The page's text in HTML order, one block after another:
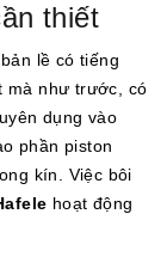
thiết
lề có tiếng
mà như trước, có
dụng vào
phần piston
kín. Việc bôi
hoạt động